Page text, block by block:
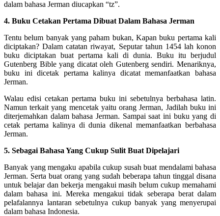
dalam bahasa Jerman diucapkan “tz”.
4. Buku Cetakan Pertama Dibuat Dalam Bahasa Jerman
Tentu belum banyak yang paham bukan, Kapan buku pertama kali
diciptakan? Dalam catatan riwayat, Seputar tahun 1454 lah konon
buku diciptakan buat pertama kali di dunia. Buku itu berjudul
Gutenberg Bible yang dicatat oleh Gutenberg sendiri. Menariknya,
buku ini dicetak pertama kalinya dicatat memanfaatkan bahasa
Jerman.
Walau edisi cetakan pertama buku ini sebetulnya berbahasa latin.
Namun terkait yang mencetak yaitu orang Jerman, Jadilah buku ini
diterjemahkan dalam bahasa Jerman. Sampai saat ini buku yang di
cetak pertama kalinya di dunia dikenal memanfaatkan berbahasa
Jerman.
5. Sebagai Bahasa Yang Cukup Sulit Buat Dipelajari
Banyak yang mengaku apabila cukup susah buat mendalami bahasa
Jerman. Serta buat orang yang sudah beberapa tahun tinggal disana
untuk belajar dan bekerja mengakui masih belum cukup memahami
dalam bahasa ini. Mereka mengakui tidak seberapa berat dalam
pelafalannya lantaran sebetulnya cukup banyak yang menyerupai
dalam bahasa Indonesia.